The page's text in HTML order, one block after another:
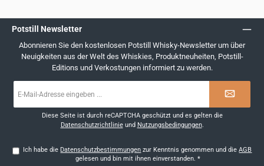
Potstill Newsletter
Abonnieren Sie den kostenlosen Potstill Whisky-Newsletter um über
Neuigkeiten aus der Welt des Whiskies, Produktneuheiten, Potstill-
Editions und Verkostungen informiert zu werden.
Mail-
Diese Seite ist durch reCAPTCHA geschützt und es gelten die
Datenschutzrichtlinieund Nutzungsbedingungen.
Ich habe die Datenschutzbestimmungen zur Kenntnis genommen und dieAGB
gelesen und bin mit ihnen einverstanden. *